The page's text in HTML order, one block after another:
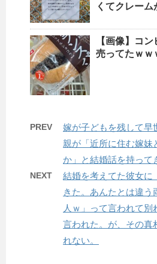
くてクレーム
【画像】コ
売ってたｗｗ
PREV
嫁が子どもを残して早
親が「近所に住む嫁妹
か」と結婚話を持って
NEXT
結婚を考えてた彼女に
きた。あんたとは違う
人ｗ」って言われて別
言われた。が、その真
れない。